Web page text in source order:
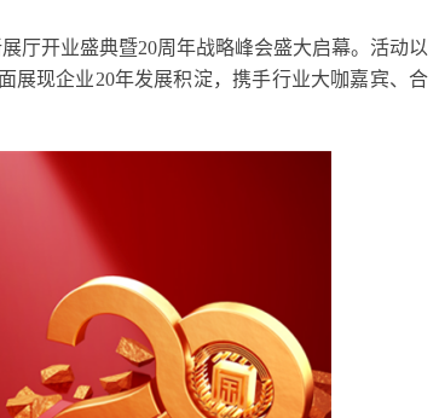
厅开业盛典暨20周年战略峰会盛大启幕。活动以
展现企业20年发展积淀，携手行业大咖嘉宾、合